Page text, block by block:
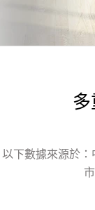
以下數據來源於：